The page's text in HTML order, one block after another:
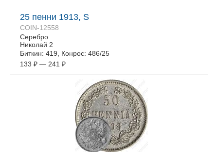
25 пенни 1913, S
COIN-12558
Серебро
Николай 2
Биткин: 419, Конрос: 486/25
133 ₽ — 241 ₽